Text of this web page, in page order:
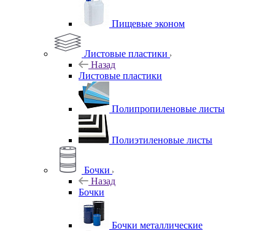
Пищевые эконом
Листовые пластики
Назад
Листовые пластики
Полипропиленовые листы
Полиэтиленовые листы
Бочки
Назад
Бочки
Бочки металлические